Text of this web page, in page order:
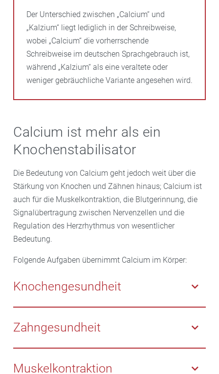
Der Unterschied zwischen „Calcium“ und
„Kalzium“ liegt lediglich in der Schreibweise,
wobei „Calcium“ die vorherrschende
Schreibweise im deutschen Sprachgebrauch ist,
während „Kalzium“ als eine veraltete oder
weniger gebräuchliche Variante angesehen wird.
Calcium ist mehr als ein
Knochenstabilisator
Die Bedeutung von Calcium geht jedoch weit über die
Stärkung von Knochen und Zähnen hinaus; Calcium ist
auch für die Muskelkontraktion, die Blutgerinnung, die
Signalübertragung zwischen Nervenzellen und die
Regulation des Herzrhythmus von wesentlicher
Bedeutung.
Folgende Aufgaben übernimmt Calcium im Körper:
Knochengesundheit
Eingebettet in das sogenannte Kollagen macht
Calcium als Mineralbaustein den Knochen stabil. Der
Knochenstoffwechsel nimmt Calcium auf und baut es
wieder ab, um den Knochen gesund zu erhalten.
Calcium kann Osteoporose vorbeugen.
Zahngesundheit
Durch Calcium wird der Zahnschmelz
widerstandsfähiger und remineralisiert.
Muskelkontraktion